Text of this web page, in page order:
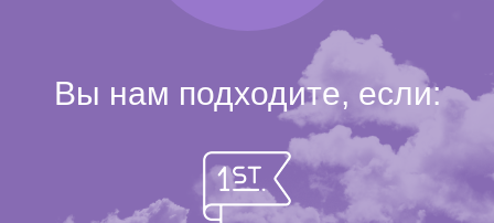
Вы нам подходите, если: